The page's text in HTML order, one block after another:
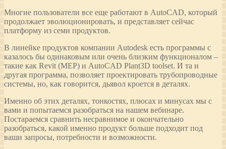
Многие пользователи все еще работают в AutoCAD, который
продолжает эволюционировать, и представляет сейчас
платформу из семи продуктов.
В линейке продуктов компании Autodesk есть программы с
казалось бы одинаковым или очень близким функционалом –
такие как Revit (MEP) и AutoCAD Plant3D toolset. И та и
другая программа, позволяет проектировать трубопроводные
системы, но, как говорится, дьявол кроется в деталях.
Именно об этих деталях, тонкостях, плюсах и минусах мы с
вами и попытаемся разобраться на нашем вебинаре.
Постараемся сравнить несравнимое и окончательно
разобраться, какой именно продукт больше подходит под
ваши запросы, потребности и возможности.